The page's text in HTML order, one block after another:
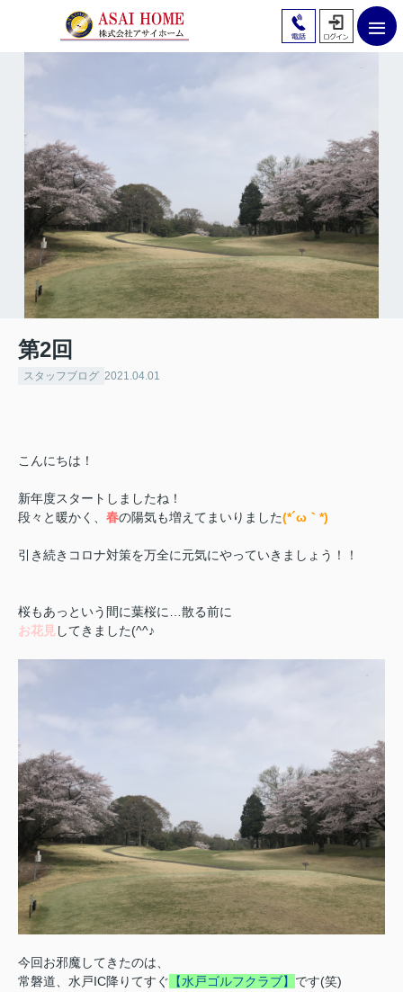
第2回
スタッフブログ 2021.04.01
こんにちは！
新年度スタートしましたね！
段々と暖かく、 春の陽気も増えてまいりました(*´ω｀*)
引き続きコロナ対策を万全に元気にやっていきましょう！！
桜もあっという間に葉桜に…散る前に
お花見 してきました(^^♪
今回お邪魔してきたのは、
常磐道、水戸IC降りてすぐ 【水戸ゴルフクラブ】 です(笑)